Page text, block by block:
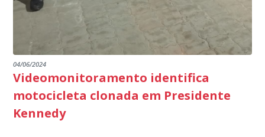
04/06/2024
Videomonitoramento identifica
motocicleta clonada em Presidente
Kennedy